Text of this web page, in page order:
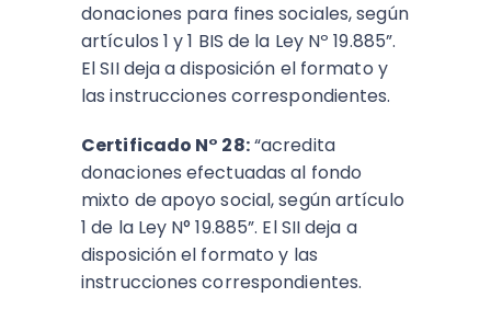
donaciones para fines sociales, según
artículos 1 y 1 BIS de la Ley Nº 19.885”.
El SII deja a disposición el formato y
las instrucciones correspondientes.
Certificado N° 28:“acredita
donaciones efectuadas al fondo
mixto de apoyo social, según artículo
1 de la Ley N° 19.885”. El SII deja a
disposición el formato y las
instrucciones correspondientes.